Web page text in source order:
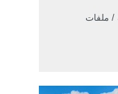
/ ملفات